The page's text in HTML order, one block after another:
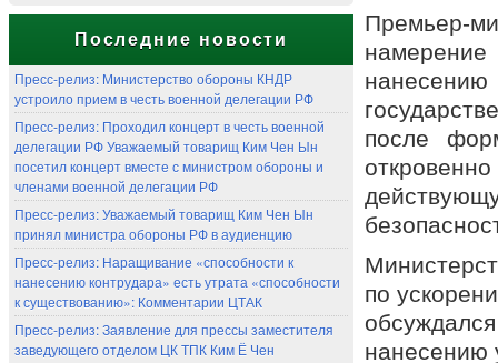
Последние новости
Пресс-релиз: Министерство обороны КНДР
устроило прием в честь военной делегации РФ
Пресс-релиз: Проходил концерт в честь военной
делегации РФ Уважаемый товарищ Ким Чен Ын
посетил концерт вместе с министром обороны и
членами военной делегации РФ
Пресс-релиз: Уважаемый товарищ Ким Чен Ын
принял министра обороны РФ в аудиенцию
Пресс-релиз: Наращивание «способности к
нанесению контрудара» есть утрата «способности
к существованию»: Комментарии ЦТАК
Пресс-релиз: Заявление для прессы заместителя
заведующего отделом ЦК ТПК Ким Ё Чен
Премьер-
после
по
нанесению